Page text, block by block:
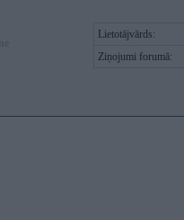
Lietotājvārds:
Ziņojumi forumā: